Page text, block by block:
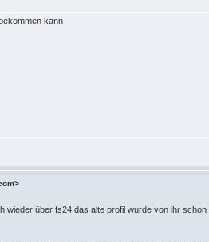
kann
über fs24 das alte profil wurde von ihr